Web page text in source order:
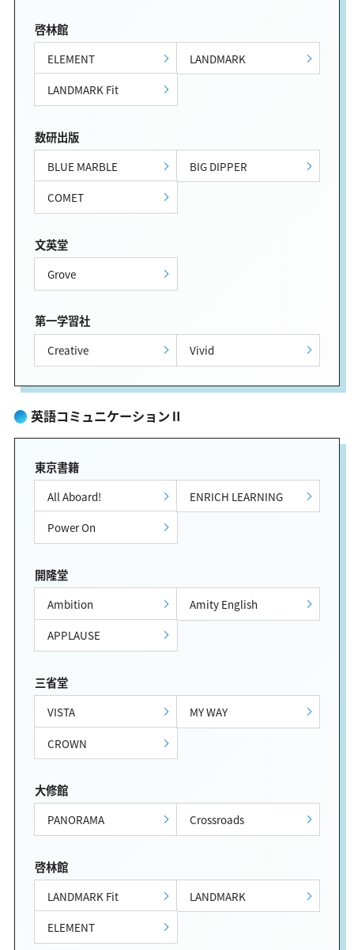
啓林館
ELEMENT
LANDMARK
LANDMARK Fit
数研出版
BLUE MARBLE
BIG DIPPER
COMET
文英堂
Grove
第一学習社
Creative Vivid
英語コミュニケーションⅡ
東京書籍
All Aboard!
ENRICH LEARNING
Power On
開隆堂
Ambition
Amity English
APPLAUSE
三省堂
VISTA
MY WAY
CROWN
大修館
PANORAMA Crossroads
啓林館
LANDMARK Fit
LANDMARK
ELEMENT